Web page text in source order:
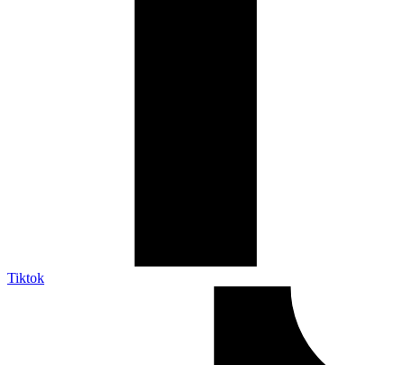
Tiktok